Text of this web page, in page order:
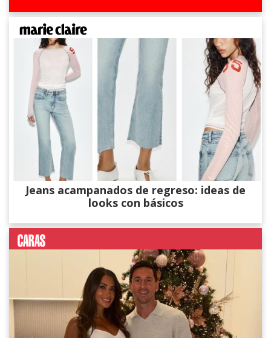
Jeans acampanados de regreso: ideas de
looks con básicos